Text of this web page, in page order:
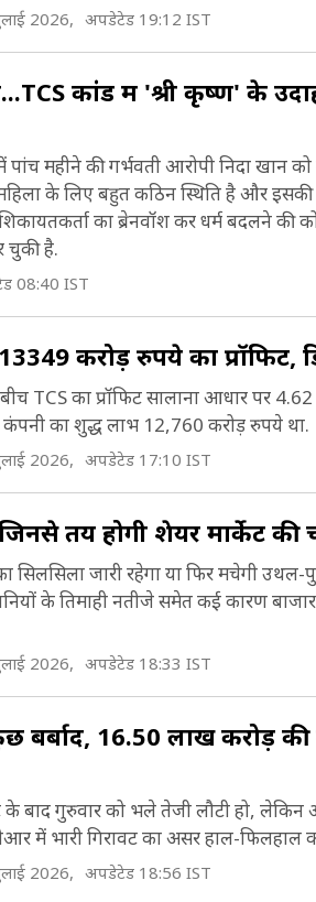
2026, अपडेटेड 19:12 IST
कांड में 'श्री कृष्ण' के
पांच महीने की गर्भवती आरोपी निदा खान
के लिए बहुत कठिन स्थिति है और
का ब्रेनवॉश कर धर्म बदलने
चुकी है.
08:40 IST
करोड़ रुपये का प्रॉफिट,
TCS का प्रॉफिट सालाना आधार पर
कंपनी का शुद्ध लाभ 12,760 करोड़ रुपये था.
2026, अपडेटेड 17:10 IST
तय होगी शेयर मार्केट की
जारी रहेगा या फिर मचेगी
के तिमाही नतीजे समेत कई कारण
2026, अपडेटेड 18:33 IST
बर्बाद, 16.50 लाख करोड़
बाद गुरुवार को भले तेजी लौटी हो, लेकिन
में भारी गिरावट का असर हाल-फिलहाल
2026, अपडेटेड 18:56 IST